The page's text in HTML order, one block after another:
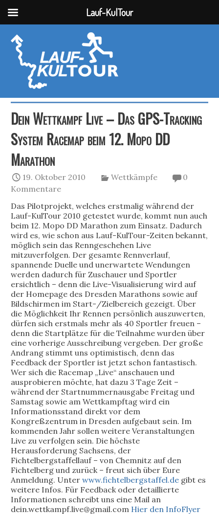
Dein Wettkampf Live – Das GPS-Tracking
System Racemap beim 12. Mopo DD
Marathon
19. Oktober 2010 Wettkämpfe
0
Kommentare
Das Pilotprojekt, welches erstmalig während der
Lauf-KulTour 2010 getestet wurde, kommt nun auch
beim 12. Mopo DD Marathon zum Einsatz. Dadurch
wird es, wie schon aus Lauf-KulTour-Zeiten bekannt,
möglich sein das Renngeschehen Live
mitzuverfolgen. Der gesamte Rennverlauf,
spannende Duelle und unerwartete Wendungen
werden dadurch für Zuschauer und Sportler
ersichtlich – denn die Live-Visualisierung wird auf
der Homepage des Dresden Marathons sowie auf
Bildschirmen im Start-/Zielbereich gezeigt. Über
die Möglichkeit Ihr Rennen persönlich auszuwerten,
dürfen sich erstmals mehr als 40 Sportler freuen –
denn die Startplätze für die Teilnahme wurden über
eine vorherige Ausschreibung vergeben. Der große
Andrang stimmt uns optimistisch, denn das
Feedback der Sportler ist jetzt schon fantastisch.
Wer sich die Racemap „Live“ anschauen und
ausprobieren möchte, hat dazu 3 Tage Zeit –
während der Startnummernausgabe Freitag und
Samstag sowie am Wettkampftag wird ein
Informationsstand direkt vor dem
Kongreßzentrum in Dresden aufgebaut sein. Im
kommenden Jahr sollen weitere Veranstaltungen
Live zu verfolgen sein. Die höchste
Herausforderung Sachsens, der
Fichtelbergstaffellauf – von Chemnitz auf den
Fichtelberg und zurück – freut sich über Eure
Anmeldung. Unterwww.fichtelbergstaffel.de gibt es
weitere Infos. Für Feedback oder detaillierte
Informationen schreibt uns eine Mail an
dein.wettkampf.live@gmail.com Hier den InfoFlyer
Lauf-KulTour